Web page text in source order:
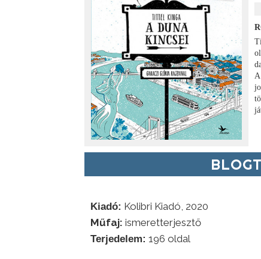
Kiadó: Kolibri Kiadó, 2020
Műfaj: ismeretterjesztő
Terjedelem: 196 oldal